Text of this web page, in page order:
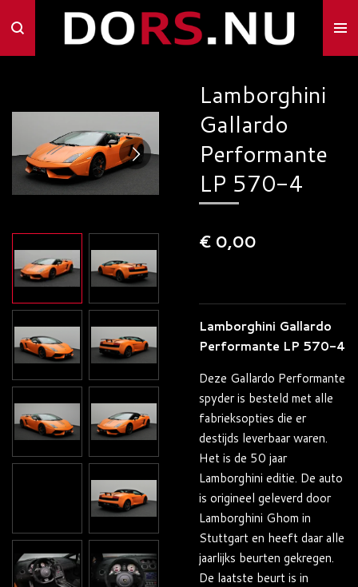
direct
naar
Lamborghini
Gallardo
Performante
LP 570-4
€ 0,00
Lamborghini Gallardo
Performante LP 570-4
Deze Gallardo Performante
spyder is besteld met alle
fabrieksopties die er
destijds leverbaar waren.
Het is de 50 jaar
Lamborghini editie. De auto
is origineel geleverd door
Lamborghini Ghom in
Stuttgart en heeft daar alle
jaarlijks beurten gekregen.
De laatste beurt is in